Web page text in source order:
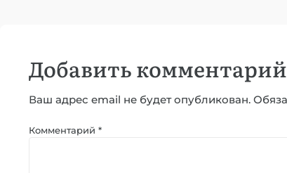
Добавить комментарий
Ваш адрес email не будет опубликован.
Комментарий *